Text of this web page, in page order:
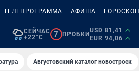
ТЕЛЕПРОГРАММА АФИША ГОРОСКОП
СЕЙЧАС
+22°C
7 ПРОБКИ
USD 81,41
EUR 94,06
Августовский каталог новостроек